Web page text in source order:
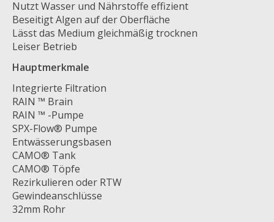
Nutzt Wasser und Nährstoffe effizient
Beseitigt Algen auf der Oberfläche
Lässt das Medium gleichmäßig trocknen
Leiser Betrieb
Hauptmerkmale
Integrierte Filtration
RAIN ™ Brain
RAIN ™ -Pumpe
SPX-Flow® Pumpe
Entwässerungsbasen
CAMO® Tank
CAMO® Töpfe
Rezirkulieren oder RTW
Gewindeanschlüsse
32mm Rohr